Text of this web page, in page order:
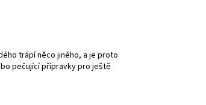
trápí něco jiného, a je proto
pečující přípravky pro ještě